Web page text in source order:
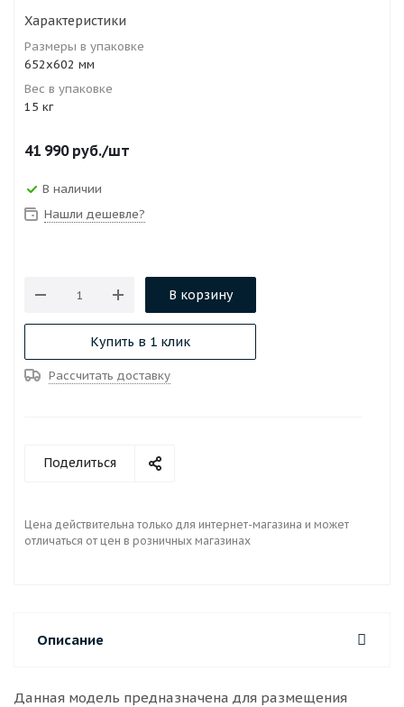
Характеристики
Размеры в упаковке
652х602 мм
Вес в упаковке
15 кг
41 990руб./шт
В наличии
Нашли дешевле?
В корзину
Купить в 1 клик
Рассчитать доставку
Поделиться
Цена действительна только для интернет-магазина и может
отличаться от цен в розничных магазинах
Описание
Данная модель предназначена для размещения